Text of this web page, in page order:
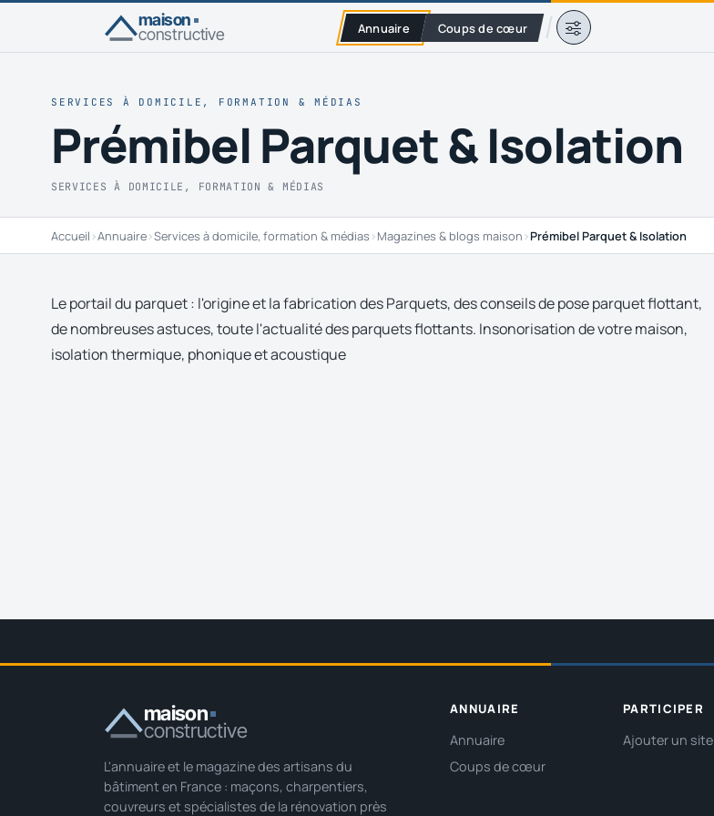
maison
constructive Annuaire Coups de cœur
SERVICES À DOMICILE, FORMATION & MÉDIAS
Prémibel Parquet & Isolation
SERVICES À DOMICILE, FORMATION & MÉDIAS
Accueil ›Annuaire›Services à domicile, formation & médias ›Magazines & blogs maison ›Prémibel Parquet & Isolation
Le portail du parquet : l'origine et la fabrication des Parquets, des conseils de pose parquet flottant,
de nombreuses astuces, toute l'actualité des parquets flottants. Insonorisation de votre maison,
isolation thermique, phonique et acoustique
maison
constructive
L'annuaire et le magazine des artisans du
bâtiment en France : maçons, charpentiers,
couvreurs et spécialistes de la rénovation près
ANNUAIRE
Annuaire
Coups de cœur
PARTICIPER
Ajouter un site